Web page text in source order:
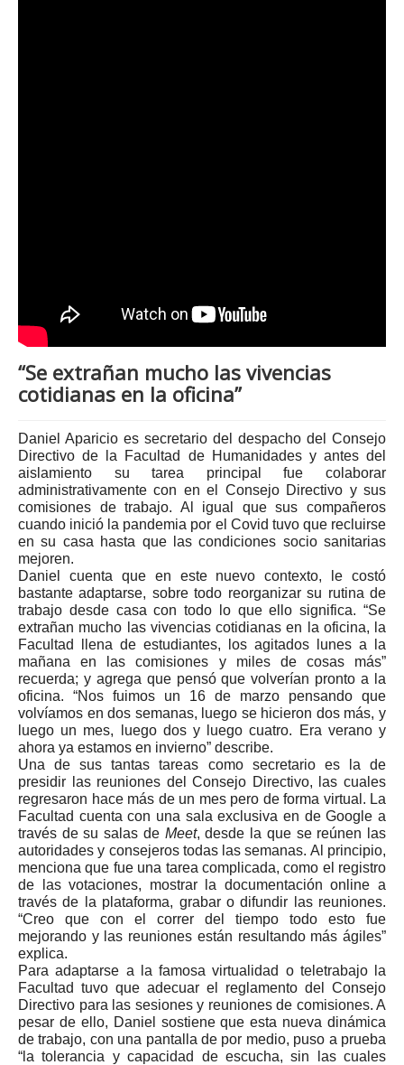
“Se extrañan mucho las vivencias
cotidianas en la oficina”
Daniel Aparicio es secretario del despacho del Consejo
Directivo de la Facultad de Humanidades y antes del
aislamiento su tarea principal fue colaborar
administrativamente con en el Consejo Directivo y sus
comisiones de trabajo. Al igual que sus compañeros
cuando inició la pandemia por el Covid tuvo que recluirse
en su casa hasta que las condiciones socio sanitarias
mejoren.
Daniel cuenta que en este nuevo contexto, le costó
bastante adaptarse, sobre todo reorganizar su rutina de
trabajo desde casa con todo lo que ello significa. “Se
extrañan mucho las vivencias cotidianas en la oficina, la
Facultad llena de estudiantes, los agitados lunes a la
mañana en las comisiones y miles de cosas más”
recuerda; y agrega que pensó que volverían pronto a la
oficina. “Nos fuimos un 16 de marzo pensando que
volvíamos en dos semanas, luego se hicieron dos más, y
luego un mes, luego dos y luego cuatro. Era verano y
ahora ya estamos en invierno” describe.
Una de sus tantas tareas como secretario es la de
presidir las reuniones del Consejo Directivo, las cuales
regresaron hace más de un mes pero de forma virtual. La
Facultad cuenta con una sala exclusiva en de Google a
través de su salas de Meet, desde la que se reúnen las
autoridades y consejeros todas las semanas. Al principio,
menciona que fue una tarea complicada, como el registro
de las votaciones, mostrar la documentación online a
través de la plataforma, grabar o difundir las reuniones.
“Creo que con el correr del tiempo todo esto fue
mejorando y las reuniones están resultando más ágiles”
explica.
Para adaptarse a la famosa virtualidad o teletrabajo la
Facultad tuvo que adecuar el reglamento del Consejo
Directivo para las sesiones y reuniones de comisiones. A
pesar de ello, Daniel sostiene que esta nueva dinámica
de trabajo, con una pantalla de por medio, puso a prueba
“la tolerancia y capacidad de escucha, sin las cuales